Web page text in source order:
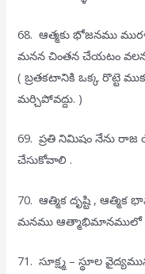
68. ఆత్మకు భోజనము
మనన చింతన చేయటం వలన
( బ్రతకటానికి ఒక్క రొట్టె
మర్చిపోవద్దు. )
69. ప్రతి నిమిషం నేను రాజ
చేసుకోవాలి .
70. ఆత్మిక దృష్టి , ఆత్మిక
మనము ఆత్మాభిమానములో
71. సూక్ష్మ – స్థూల